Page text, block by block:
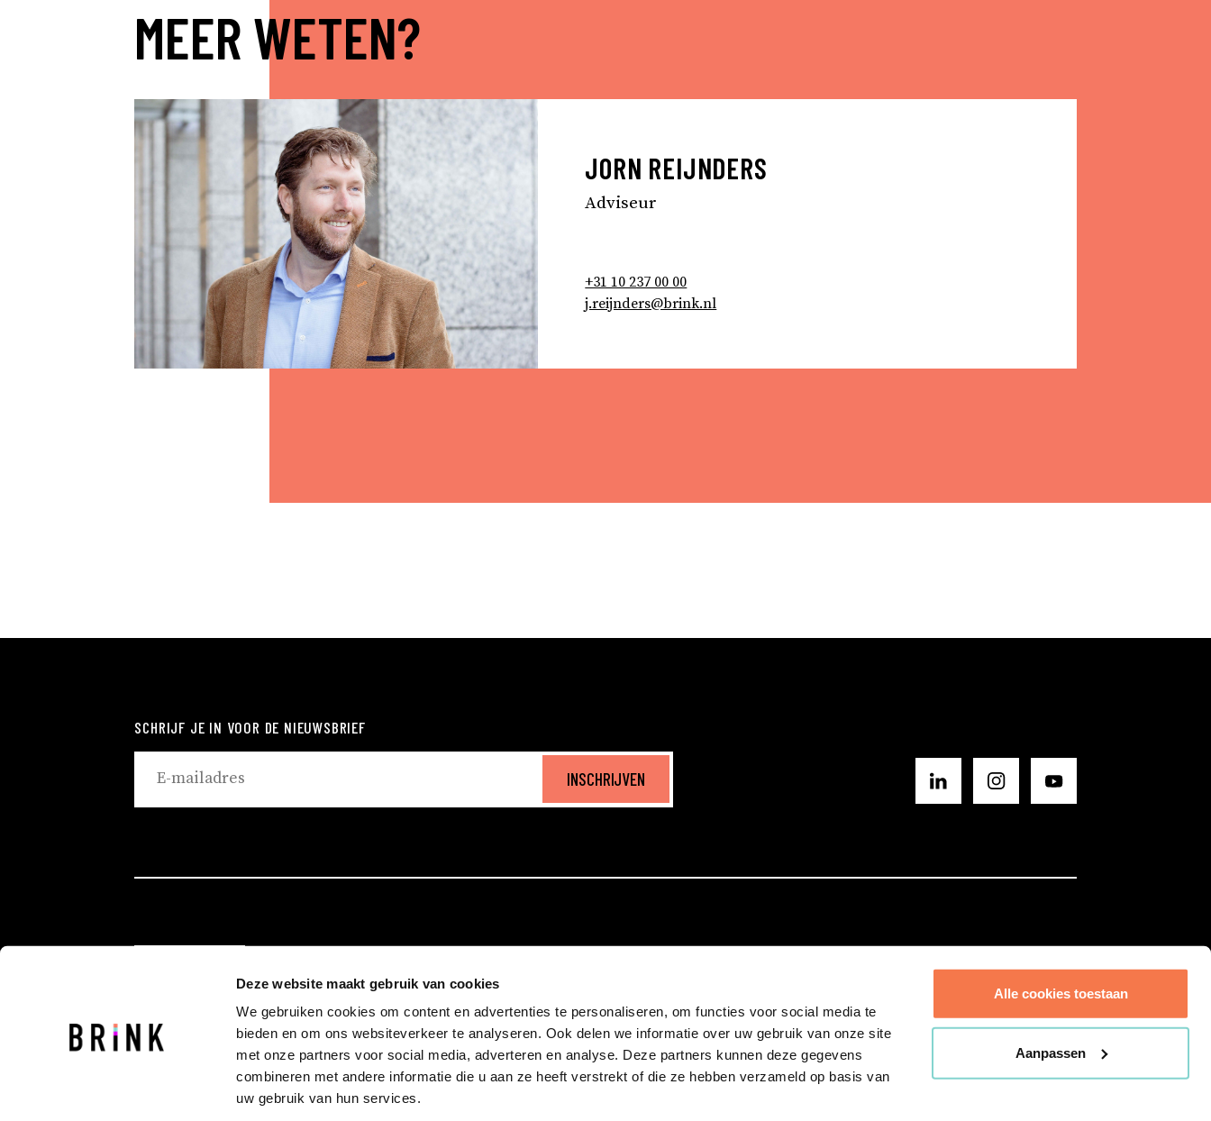
Deze website maakt gebruik van cookies
We gebruiken cookies om content en advertenties te personaliseren, om functies voor social media te
bieden en om ons websiteverkeer te analyseren. Ook delen we informatie over uw gebruik van onze site
met onze partners voor social media, adverteren en analyse. Deze partners kunnen deze gegevens
combineren met andere informatie die u aan ze heeft verstrekt of die ze hebben verzameld op basis van
uw gebruik van hun services.
Alle cookies toestaan
Aanpassen
MEER WETEN?
JORN REIJNDERS
Adviseur
+31 10 237 00 00
j.reijnders@brink.nl
SCHRIJF JE IN VOOR DE NIEUWSBRIEF
INSCHRIJVEN
GRONINGEN